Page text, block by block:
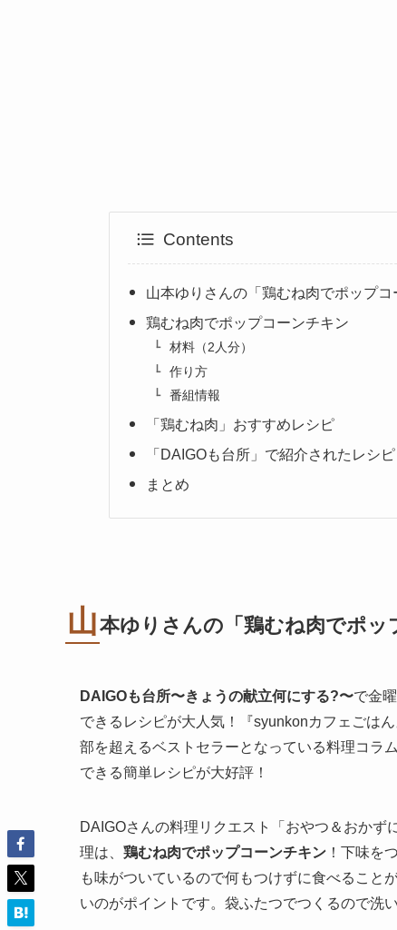
Contents
山本ゆりさんの「鶏むね肉でポップ
鶏むね肉でポップコーンチキン
材料（2人分）
作り方
番組情報
「鶏むね肉」おすすめレシピ
「DAIGOも台所」で紹介されたレシピ
まとめ
山本ゆりさんの「鶏むね肉でポ
DAIGOも台所〜きょうの献立何にする?〜で金
できるレシピが大人気！『syunkonカフェごは
部を超えるベストセラーとなっている料理コラ
できる簡単レシピが大好評！
DAIGOさんの料理リクエスト「おやつ＆おか
理は、 鶏むね肉でポップコーンチキン ！下味を
も味がついているので何もつけずに食べること
いのがポイントです。袋ふたつでつくるので洗